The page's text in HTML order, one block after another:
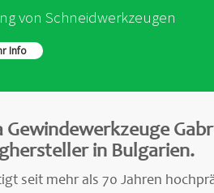
von Schneidwerkzeugen
Info
Gewindewerkzeuge
in Bulgarien.
seit mehr als 70 Jahren